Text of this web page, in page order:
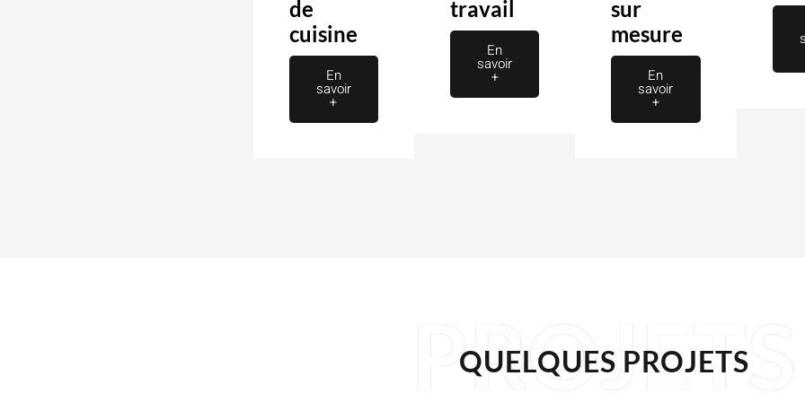
de
cuisine
En
savoir
+
travail
En
savoir
+
sur
mesure
En
savoir
+
PROJETS
QUELQUES PROJETS